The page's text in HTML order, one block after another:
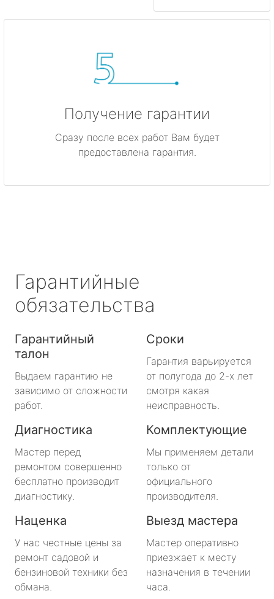
Получение гарантии
Сразу после всех работ Вам будет
предоставлена гарантия.
Гарантийные
обязательства
Гарантийный
талон
Выдаем гарантию не
зависимо от сложности
работ.
Сроки
Гарантия варьируется
от полугода до 2-х лет
смотря какая
неисправность.
Диагностика
Мастер перед
ремонтом совершенно
бесплатно производит
диагностику.
Комплектующие
Мы применяем детали
только от
официального
производителя.
Наценка
У нас честные цены за
ремонт садовой и
бензиновой техники без
обмана.
Выезд мастера
Мастер оперативно
приезжает к месту
назначения в течении
часа.